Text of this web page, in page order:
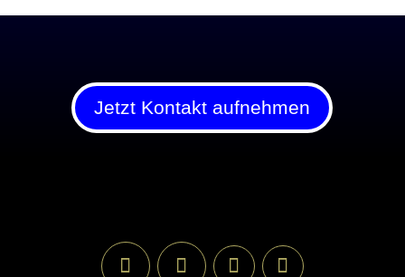
Jetzt Kontakt aufnehmen